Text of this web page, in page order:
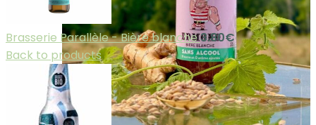
Brasserie Parallèle - Bière blanche3.80€
Back to products